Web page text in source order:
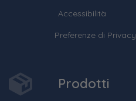
Accessibilità
Preferenze di Privacy
Prodotti